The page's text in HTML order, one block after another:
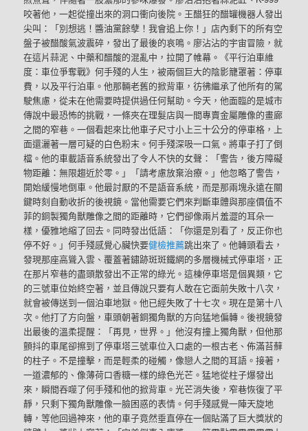
咬著他，一起從撞出來的洞口衝向後院。王醋狂的醋罐機器人發出
尖叫：「別想逃！醬油黨餘孽！我會追上你！」店內剩下的所有空
盤子被醋酸氣波震碎，發出了最後的哀鳴。廖沾沾的宇宙冒險，就
在這片蒜泥、中藥和醋酸的混亂中，拉開了帷幕。《平行泊車維
度：車位爭奪戰》何手殘的人生，被兩個巨大的陰影籠罩著：停車
費，以及平行泊車。他那輛老舊的掀背車，彷彿繼承了他所有的駕
駛焦慮，從未在他需要時提供過任何幫助。今天，他面臨的是城市
傳說中最恐怖的挑戰，一條夾在理髮店與一間專賣金屬雕像的畫廊
之間的窄巷。一個看起來比他車子尺寸小上三十公分的停車格，上
面還灑著一層可疑的白色粉末。何手殘深吸一口氣。將車子打了倒
檔。他的車載語音系統發出了令人不快的女聲：「警告，後方障礙
物距離：無限趨近於零。」「請考慮放棄治療。」他忽略了警告，
開始緩慢地倒車。他最討厭的不是語音系統，而是那兩塊永遠在關
鍵時刻自動收折的後視鏡。當他需要它們來判斷車體與那座價值不
菲的銅製獨角獸雕像之間的距離時，它們卻像兩片羞澀的耳朵一
樣，優雅地縮了回去。同時發出低語：「你還是別看了，反正你也
停不好。」何手殘感覺心臟快要健檢推薦跳出來了。他轉頭看去，
發現那座高聳入雲、覆蓋著鏽跡斑斑鐵網的多層機械式停車塔，正
在那片窄巷的盡頭散發出不正常的綠光。這棟停車塔是個異類，它
的三號車位始終空著，並且傳說只要有人敢在它面前失敗十八次，
就會被傳送到一個泊車地獄。他已經失敗了十七次。現在是第十八
次。他打了方向盤，車頭朝著銅獨角獸的方向猛地偏轉。後視鏡發
出最後的溫柔提醒：「再見，世界。」他沒有撞上獨角獸，但他那
顫抖的車尾卻擦到了停車塔三號車位入口處的一根古老、佈滿苔蘚
的柱子。不是撞擊，而是輕柔的碰觸，像戀人之間的耳語。接著，
一道濃郁的、像薄荷口香糖一樣的綠色光芒。猛地從柱子爆發出
來，瞬間吞噬了何手殘和他的掀背車。光芒消失後，窄巷恢復了平
靜，只剩下獨角獸雕像一臉困惑的表情。何手殘感覺一陣天旋地
轉，等他回過神來，他的車子竟然垂直停在一個貼滿了巨大獎狀的